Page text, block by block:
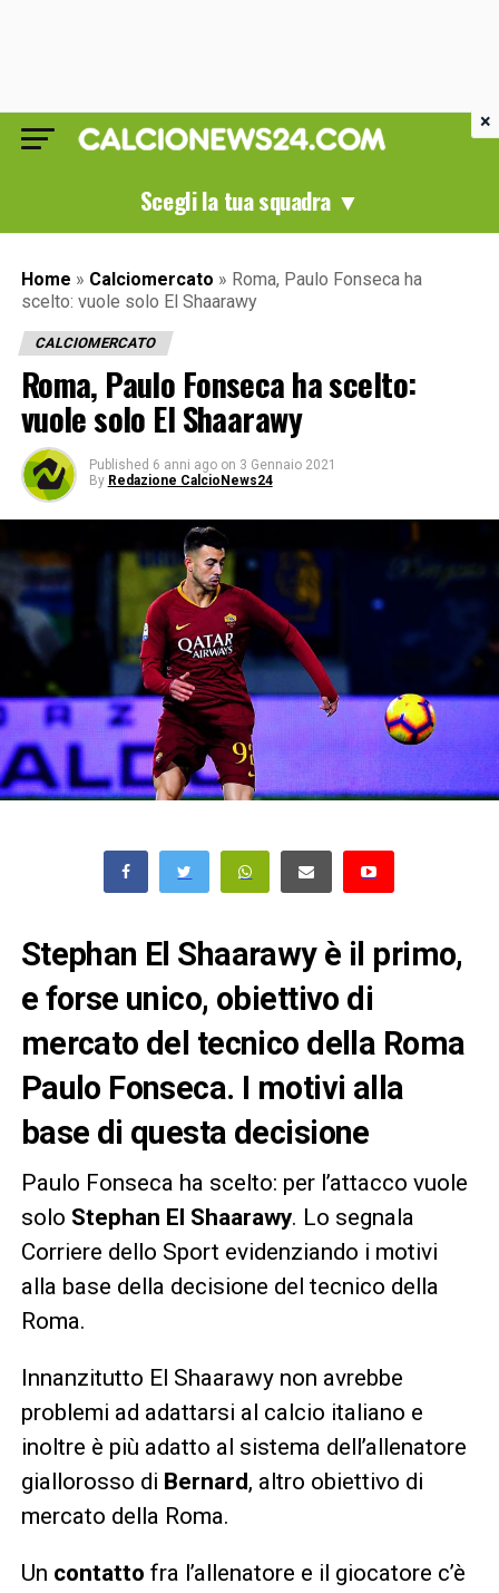
Scegli la tua squadra ▼
Home » Calciomercato » Roma, Paulo Fonseca ha
scelto: vuole solo El Shaarawy
CALCIOMERCATO
Roma, Paulo Fonseca ha scelto:
vuole solo El Shaarawy
Published 6 anni ago on 3 Gennaio 2021
By Redazione CalcioNews24
Stephan El Shaarawy è il primo,
e forse unico, obiettivo di
mercato del tecnico della Roma
Paulo Fonseca. I motivi alla
base di questa decisione
Paulo Fonseca ha scelto: per l’attacco vuole
solo Stephan El Shaarawy. Lo segnala
Corriere dello Sport evidenziando i motivi
alla base della decisione del tecnico della
Roma.
Innanzitutto El Shaarawy non avrebbe
problemi ad adattarsi al calcio italiano e
inoltre è più adatto al sistema dell’allenatore
giallorosso di Bernard, altro obiettivo di
mercato della Roma.
Un contatto fra l’allenatore e il giocatore c’è
×